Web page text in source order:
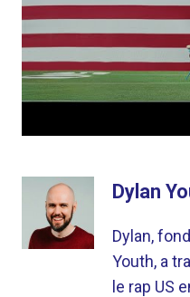
Dylan
Dylan,
Youth, a
le rap US